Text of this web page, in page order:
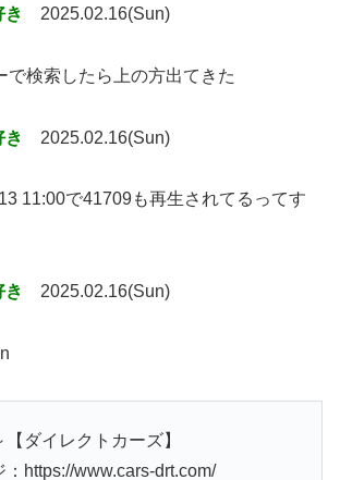
き 2025.02.16(Sun)
で検索したら上の方出てきた
き 2025.02.16(Sun)
11:00で41709も再生されてるってす
き 2025.02.16(Sun)
ダイレクトカーズ】
：https://www.cars-drt.com/